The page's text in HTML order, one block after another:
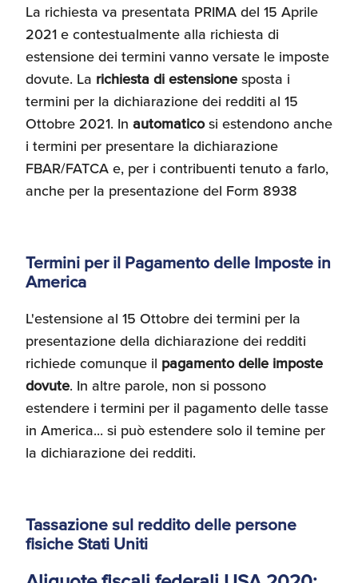
La richiesta va presentata PRIMA del 15 Aprile
2021 e contestualmente alla richiesta di
estensione dei termini vanno versate le imposte
dovute. La richiesta di estensionesposta i
termini per la dichiarazione dei redditi al 15
Ottobre 2021. In automaticosi estendono anche
i termini per presentare la dichiarazione
FBAR/FATCA e, per i contribuenti tenuto a farlo,
anche per la presentazione del Form 8938
Termini per il Pagamento delle Imposte in
America
L'estensione al 15 Ottobre dei termini per la
presentazione della dichiarazione dei redditi
richiede comunque il pagamento delle imposte
dovute. In altre parole, non si possono
estendere i termini per il pagamento delle tasse
in America... si può estendere solo il temine per
la dichiarazione dei redditi.
Tassazione sul reddito delle persone
fisiche Stati Uniti